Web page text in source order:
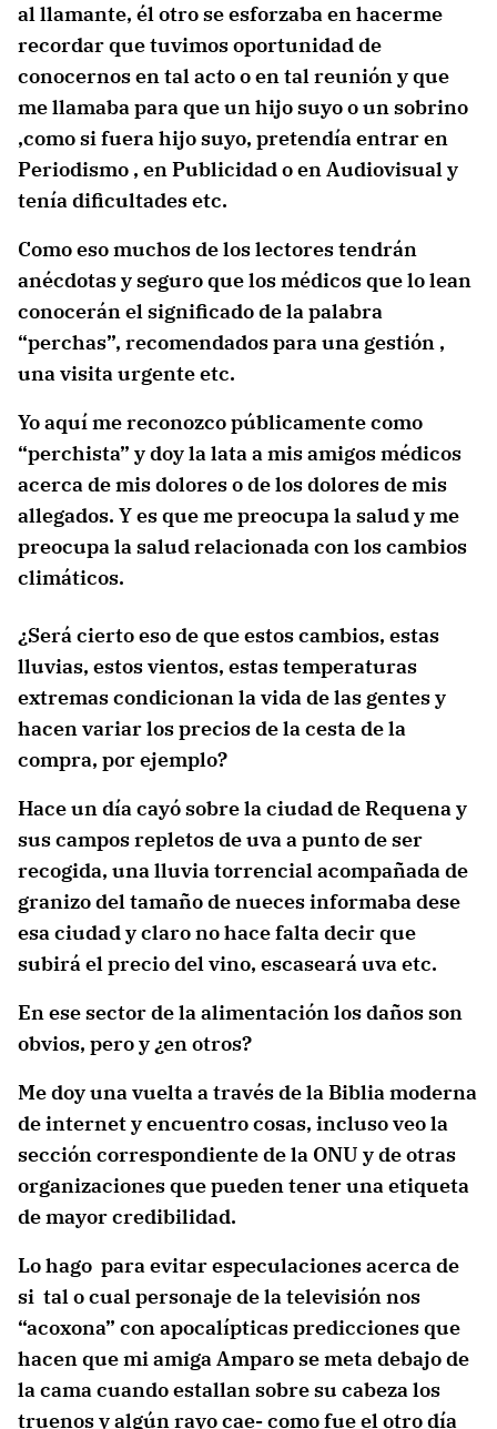
al llamante, él otro se esforzaba en hacerme
recordar que tuvimos oportunidad de
conocernos en tal acto o en tal reunión y que
me llamaba para que un hijo suyo o un sobrino
,como si fuera hijo suyo, pretendía entrar en
Periodismo , en Publicidad o en Audiovisual y
tenía dificultades etc.
Como eso muchos de los lectores tendrán
anécdotas y seguro que los médicos que lo lean
conocerán el significado de la palabra
“perchas”, recomendados para una gestión ,
una visita urgente etc.
Yo aquí me reconozco públicamente como
“perchista” y doy la lata a mis amigos médicos
acerca de mis dolores o de los dolores de mis
allegados. Y es que me preocupa la salud y me
preocupa la salud relacionada con los cambios
climáticos.
¿Será cierto eso de que estos cambios, estas
lluvias, estos vientos, estas temperaturas
extremas condicionan la vida de las gentes y
hacen variar los precios de la cesta de la
compra, por ejemplo?
Hace un día cayó sobre la ciudad de Requena y
sus campos repletos de uva a punto de ser
recogida, una lluvia torrencial acompañada de
granizo del tamaño de nueces informaba dese
esa ciudad y claro no hace falta decir que
subirá el precio del vino, escaseará uva etc.
En ese sector de la alimentación los daños son
obvios, pero y ¿en otros?
Me doy una vuelta a través de la Biblia moderna
de internet y encuentro cosas, incluso veo la
sección correspondiente de la ONU y de otras
organizaciones que pueden tener una etiqueta
de mayor credibilidad.
Lo hago para evitar especulaciones acerca de
si tal o cual personaje de la televisión nos
“acoxona” con apocalípticas predicciones que
hacen que mi amiga Amparo se meta debajo de
la cama cuando estallan sobre su cabeza los
truenos y algún rayo cae- como fue el otro día